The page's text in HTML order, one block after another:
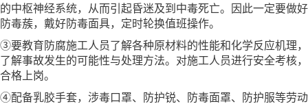
的中枢神经系统，从而引起昏迷及到中毒死亡。因此一定要做好
防毒蔟，戴好防毒面具，定时轮换值班操作。
③要教育防腐施工人员了解各种原材料的性能和化学反应机理，
了解事故发生的可能性与处理方法。对施工人员进行安全考核，
合格上岗。
④配备乳胶手套，涉毒口罩、防护锐、防毒面罩、防护服等劳动